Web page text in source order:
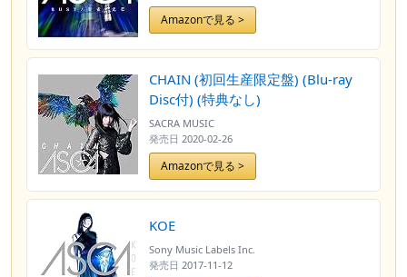
Amazonで見る >
CHAIN (初回生産限定盤) (Blu-ray
Disc付) (特典なし)
SACRA MUSIC
発売日 2020-02-26
Amazonで見る >
KOE
Sony Music Labels Inc.
発売日 2017-11-12